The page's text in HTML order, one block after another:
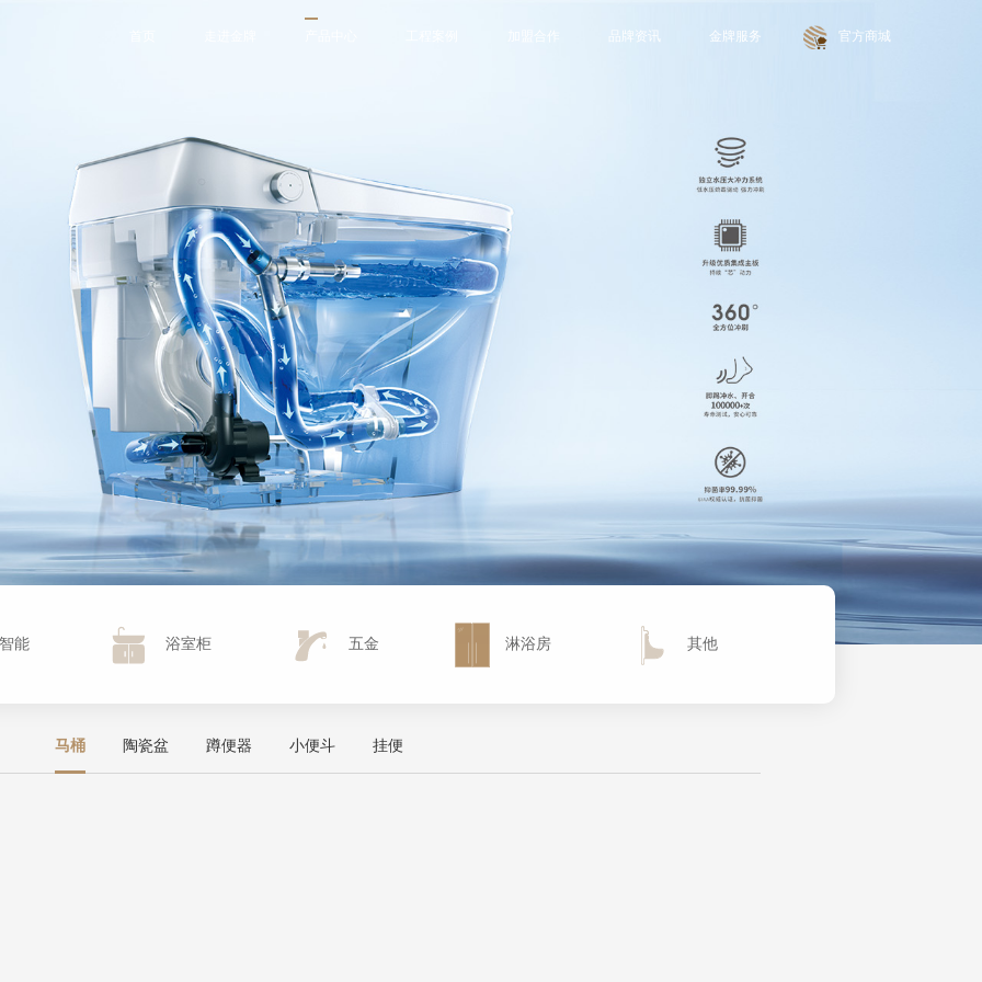
加盟合作 品牌资讯 金牌服务 官方商城
智能 浴室柜 五金 淋浴房 其他
马桶 陶瓷盆 蹲便器 小便斗 挂便